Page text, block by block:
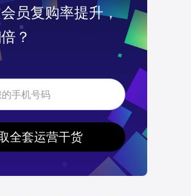
员复购率提升，
？
全套运营干货